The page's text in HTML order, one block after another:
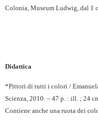
Colonia, Museum Ludwig, dal 1
Didattica
*Pittori di tutti i colori /
Scienza, 2010. – 47 p. : ill. ; 24
Contiene anche una ruota dei